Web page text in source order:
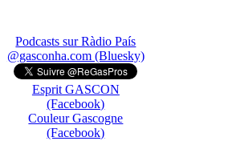
Podcasts sur Ràdio País
@gasconha.com (Bluesky)
Esprit GASCON
(Facebook)
Couleur Gascogne
(Facebook)